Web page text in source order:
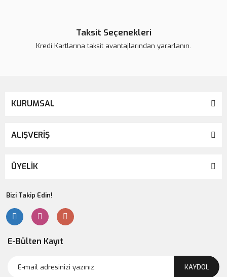
Taksit Seçenekleri
Kredi Kartlarına taksit avantajlarından yararlanın.
KURUMSAL
ALIŞVERİŞ
ÜYELİK
Bizi Takip Edin!
E-Bülten Kayıt
KAYDOL